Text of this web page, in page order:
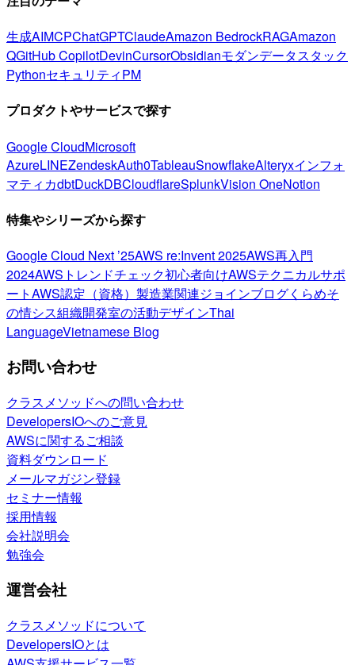
生成AIMCPChatGPTClaudeAmazon BedrockRAGAmazon
QGitHub CopilotDevinCursorObsidianモダンデータスタック
PythonセキュリティPM
プロダクトやサービスで探す
Google CloudMicrosoft
AzureLINEZendeskAuth0TableauSnowflakeAlteryxインフォ
マティカdbtDuckDBCloudflareSplunkVision OneNotion
特集やシリーズから探す
Google Cloud Next ’25AWS re:Invent 2025AWS再入門
2024AWSトレンドチェック初心者向けAWSテクニカルサポ
ートAWS認定（資格） 製造業関連ジョインブログくらめそ
の情シス組織開発室の活動デザインThai
LanguageVietnamese Blog
お問い合わせ
クラスメソッドへの問い合わせ
DevelopersIOへのご意見
AWSに関するご相談
資料ダウンロード
メールマガジン登録
セミナー情報
採用情報
会社説明会
勉強会
運営会社
クラスメソッドについて
DevelopersIOとは